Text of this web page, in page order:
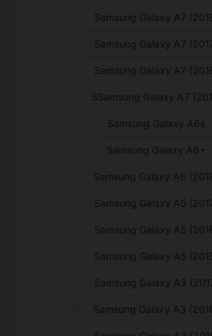
Samsung Galaxy A7
Samsung Galaxy A7
Samsung Galaxy A7
SSamsung Galaxy A7
Samsung Galaxy A6s
Samsung Galaxy A6+
Samsung Galaxy A6
Samsung Galaxy A5
Samsung Galaxy A5
Samsung Galaxy A5
Samsung Galaxy A3
Samsung Galaxy A3